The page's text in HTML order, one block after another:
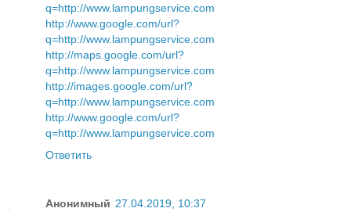
q=http://www.lampungservice.com
http://www.google.com/url?
q=http://www.lampungservice.com
http://maps.google.com/url?
q=http://www.lampungservice.com
http://images.google.com/url?
q=http://www.lampungservice.com
http://www.google.com/url?
q=http://www.lampungservice.com
Ответить
Анонимный 27.04.2019, 10:37